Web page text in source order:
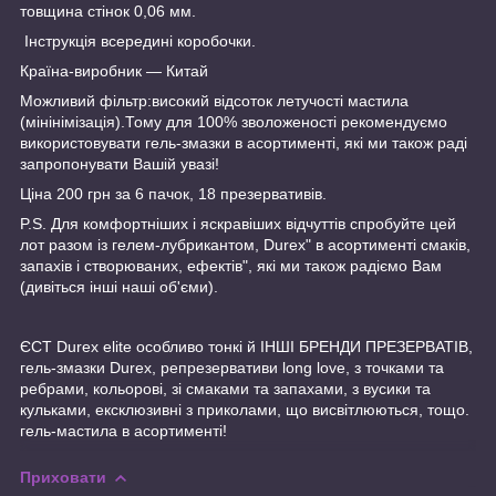
товщина стінок 0,06 мм.
Інструкція всередині коробочки.
Країна-виробник — Китай
Можливий фільтр:високий відсоток летучості мастила
(мінінімізація).Тому для 100% зволоженості рекомендуємо
використовувати гель-змазки в асортименті, які ми також раді
запропонувати Вашій увазі!
Ціна 200 грн за 6 пачок, 18 презервативів.
P.S. Для комфортніших і яскравіших відчуттів спробуйте цей
лот разом із гелем-лубрикантом, Durex" в асортименті смаків,
запахів і створюваних, ефектів", які ми також радіємо Вам
(дивіться інші наші об'єми).
ЄСТ Durex elite особливо тонкі й ІНШІ БРЕНДИ ПРЕЗЕРВАТІВ,
гель-змазки Durex, репрезервативи long love, з точками та
ребрами, кольорові, зі смаками та запахами, з вусики та
кульками, ексклюзивні з приколами, що висвітлюються, тощо.
гель-мастила в асортименті!
Приховати